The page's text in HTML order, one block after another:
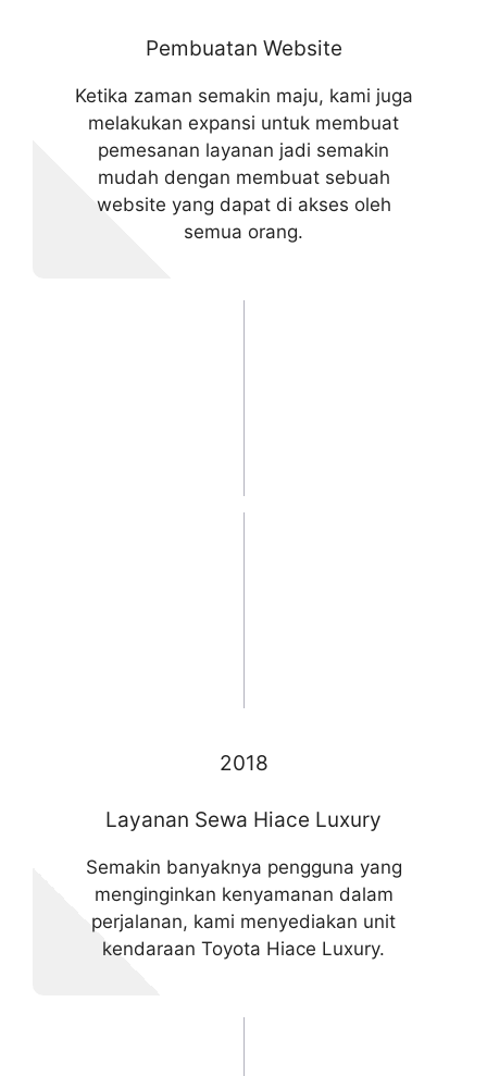
Pembuatan Website
Ketika zaman semakin maju, kami juga
melakukan expansi untuk membuat
pemesanan layanan jadi semakin
mudah dengan membuat sebuah
website yang dapat di akses oleh
semua orang.
Layanan Sewa Hiace Luxury
Semakin banyaknya pengguna yang
menginginkan kenyamanan dalam
perjalanan, kami menyediakan unit
kendaraan Toyota Hiace Luxury.
2018